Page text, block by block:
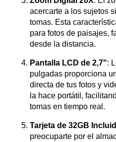
acercarte a los sujetos
tomas. Esta
para fotos de paisajes,
desde la distancia.
Pantalla LCD de 2,7":
pulgadas proporciona
directa de tus fotos y
la hace portátil,
tomas en tiempo real.
Tarjeta de 32GB
preocuparte por el